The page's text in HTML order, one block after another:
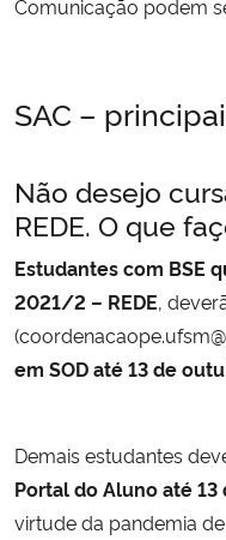
Comunicação podem
SAC –
Não desejo
REDE. O que
Estudantes com BSE
2021/2 – REDE,
em SOD até 13 de
Demais estudantes
Portal do Aluno até
virtude da pandemia